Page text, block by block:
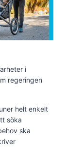
i
regeringen
helt enkelt
söka
ska